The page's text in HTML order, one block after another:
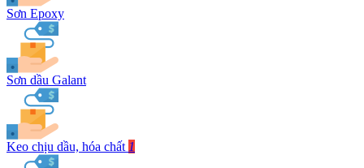
Sơn Epoxy
Sơn dầu Galant
Keo chịu dầu, hóa chất 1